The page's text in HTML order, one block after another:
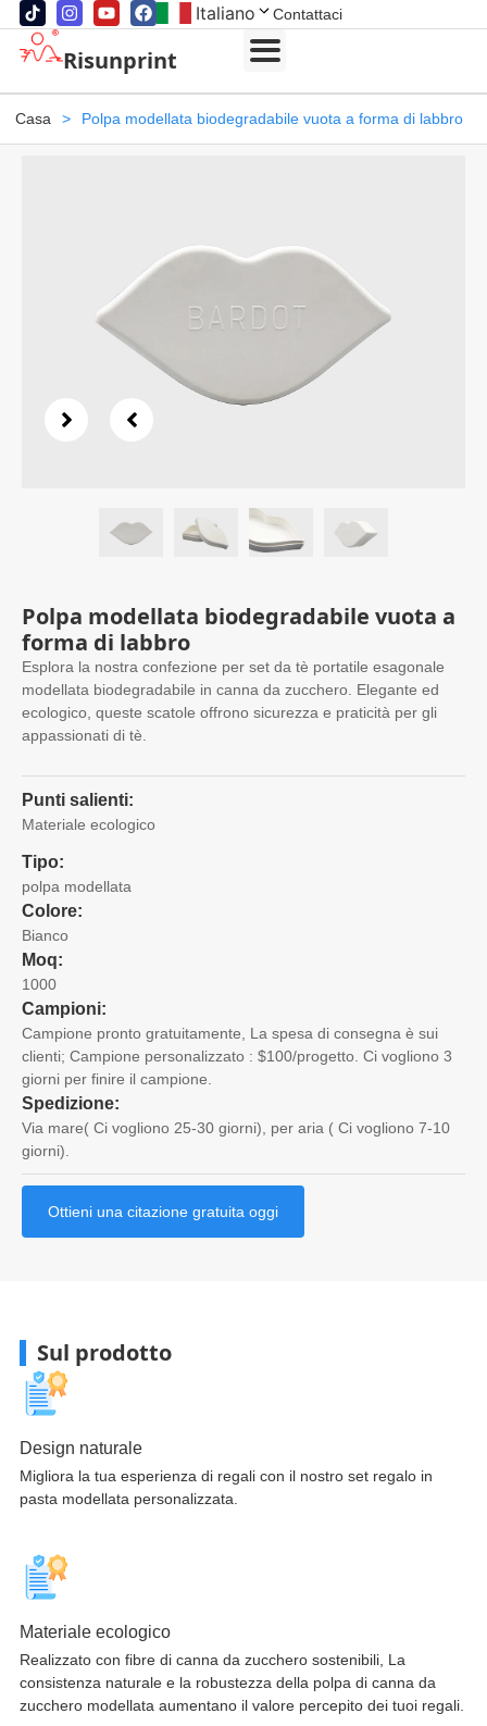
Italiano Contattaci
Risunprint
Casa > Polpa modellata biodegradabile vuota a forma di labbro
Polpa modellata biodegradabile vuota a
forma di labbro
Esplora la nostra confezione per set da tè portatile esagonale
modellata biodegradabile in canna da zucchero. Elegante ed
ecologico, queste scatole offrono sicurezza e praticità per gli
appassionati di tè.
Punti salienti:
Materiale ecologico
Tipo:
polpa modellata
Colore:
Bianco
Moq:
1000
Campioni:
Campione pronto gratuitamente, La spesa di consegna è sui
clienti; Campione personalizzato : $100/progetto. Ci vogliono 3
giorni per finire il campione.
Spedizione:
Via mare( Ci vogliono 25-30 giorni), per aria ( Ci vogliono 7-10
giorni).
Ottieni una citazione gratuita oggi
Sul prodotto
Design naturale
Migliora la tua esperienza di regali con il nostro set regalo in
pasta modellata personalizzata.
Materiale ecologico
Realizzato con fibre di canna da zucchero sostenibili, La
consistenza naturale e la robustezza della polpa di canna da
zucchero modellata aumentano il valore percepito dei tuoi regali.